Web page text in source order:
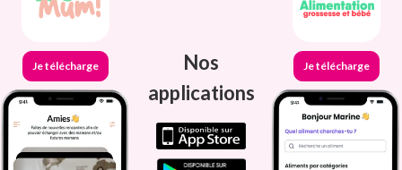
Je télécharge
Nos
applications
Je télécharge